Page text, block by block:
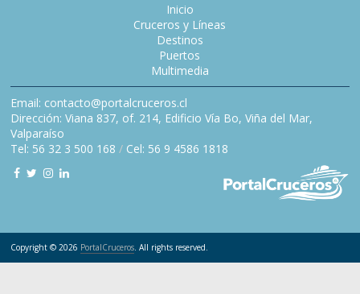
Inicio
Cruceros y Líneas
Destinos
Puertos
Multimedia
Email: contacto@portalcruceros.cl
Dirección: Viana 837, of. 214, Edificio Vía Bo, Viña del Mar,
Valparaíso
Tel: 56 32 3 500 168 / Cel: 56 9 4586 1818
Copyright © 2026 PortalCruceros. All rights reserved.